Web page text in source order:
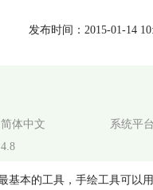
发布时间：2015-01-14
体中文
系统平
基本的工具，手绘工具可以